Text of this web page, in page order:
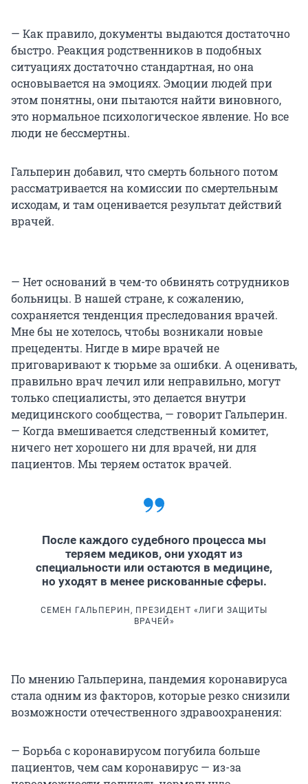
— Как правило, документы выдаются достаточно
быстро. Реакция родственников в подобных
ситуациях достаточно стандартная, но она
основывается на эмоциях. Эмоции людей при
этом понятны, они пытаются найти виновного,
это нормальное психологическое явление. Но все
люди не бессмертны.
Гальперин добавил, что смерть больного потом
рассматривается на комиссии по смертельным
исходам, и там оценивается результат действий
врачей.
— Нет оснований в чем-то обвинять сотрудников
больницы. В нашей стране, к сожалению,
сохраняется тенденция преследования врачей.
Мне бы не хотелось, чтобы возникали новые
прецеденты. Нигде в мире врачей не
приговаривают к тюрьме за ошибки. А оценивать,
правильно врач лечил или неправильно, могут
только специалисты, это делается внутри
медицинского сообщества, — говорит Гальперин.
— Когда вмешивается следственный комитет,
ничего нет хорошего ни для врачей, ни для
пациентов. Мы теряем остаток врачей.
После каждого судебного процесса мы
теряем медиков, они уходят из
специальности или остаются в медицине,
но уходят в менее рискованные сферы.
СЕМЕН ГАЛЬПЕРИН, ПРЕЗИДЕНТ «ЛИГИ ЗАЩИТЫ
ВРАЧЕЙ»
По мнению Гальперина, пандемия коронавируса
стала одним из факторов, которые резко снизили
возможности отечественного здравоохранения:
— Борьба с коронавирусом погубила больше
пациентов, чем сам коронавирус — из-за